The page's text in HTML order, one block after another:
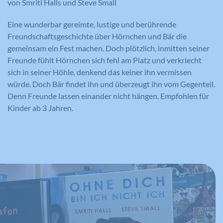
von Smriti Halls und Steve Small
Eine wunderbar gereimte, lustige und berührende
Freundschaftsgeschichte über Hörnchen und Bär die
gemeinsam ein Fest machen. Doch plötzlich, inmitten seiner
Freunde fühlt Hörnchen sich fehl am Platz und verkriecht
sich in seiner Höhle, denkend das keiner ihn vermissen
würde. Doch Bär findet ihn und überzeugt ihn vom Gegenteil.
Denn Freunde lassen einander nicht hängen. Empfohlen für
Kinder ab 3 Jahren.
Name PHPSESSID
Anbieter Meine Familie
Laufzeit Session
Zweck
Eindeutige ID, die die Sitzung des
Benutzers identifiziert.
Anbieter Meine Familie
1 Jahr
Dieses Cookie wird verwendet, um Ihre
Anbieter Google Analytics
Laufzeit 1 Minute
Zweck
Wird von Google Analytics verwendet,
um die Anforderungsrate
Google Analytics
1 Minute
Wird von Google Analytics verwendet,
Externe Medien
Diese Cookies werden dazu verwendet, die
Besucher all unserer Websites nachzuverfolgen.
Sie können dazu verwendet werden, ein Profil des
Such- und/oder Navigationsverlaufs jedes
Besuchers zu erstellen. Es können identifizierbare
oder eindeutige Daten gesammelt werden.
Anbieter Google Maps
6 Monate
Wird zum Entsperren von Google Maps